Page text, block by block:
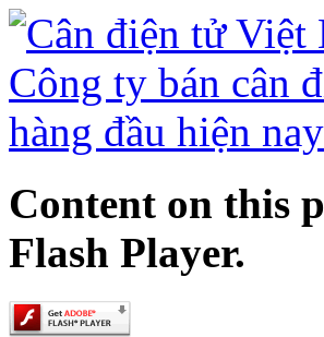
Content on this
Flash Player.